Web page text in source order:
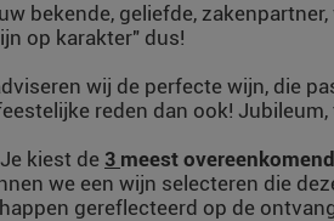
bekende, geliefde,
op karakter" dus!
wij de perfecte wijn, die
reden dan ook!
kiest de 3 meest
we een wijn selecteren die
gereflecteerd op de